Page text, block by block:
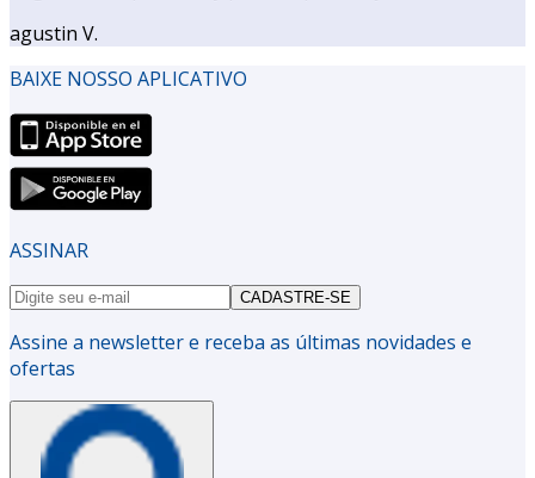
agustin V.
BAIXE NOSSO APLICATIVO
ASSINAR
CADASTRE-SE
Assine a newsletter e receba as últimas novidades e
ofertas